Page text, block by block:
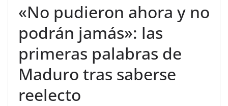
«No pudieron ahora y no
podrán jamás»: las
primeras palabras de
Maduro tras saberse
reelecto